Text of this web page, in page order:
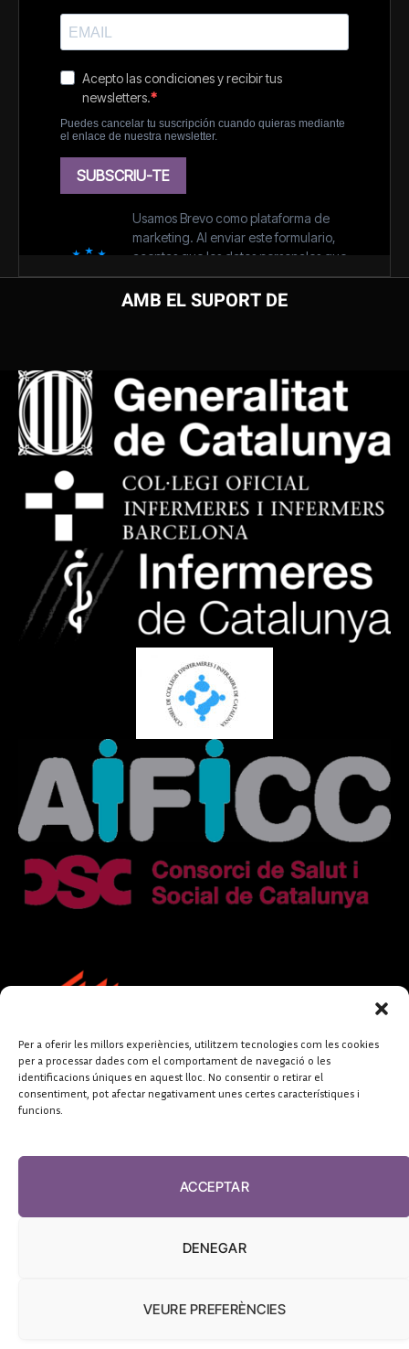
Per a oferir les millors experiències, utilitzem tecnologies com les cookies
per a processar dades com el comportament de navegació o les
identificacions úniques en aquest lloc. No consentir o retirar el
consentiment, pot afectar negativament unes certes característiques i
funcions.
ACCEPTAR
DENEGAR
VEURE PREFERÈNCIES
AMB EL SUPORT DE
FUNDACIÓ